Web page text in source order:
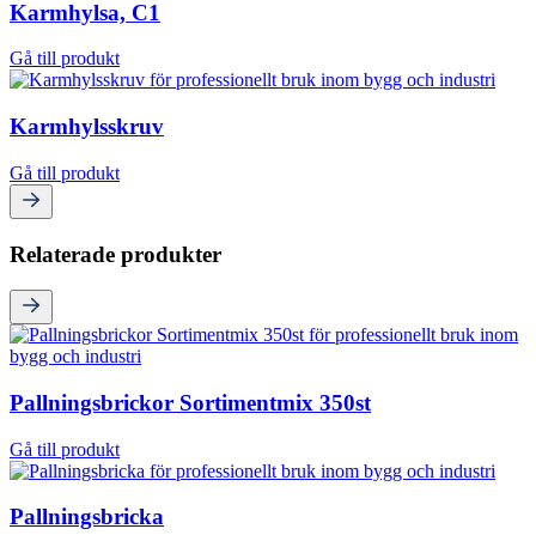
Karmhylsa, C1
Gå till produkt
Karmhylsskruv
Gå till produkt
Relaterade produkter
Pallningsbrickor Sortimentmix 350st
Gå till produkt
Pallningsbricka